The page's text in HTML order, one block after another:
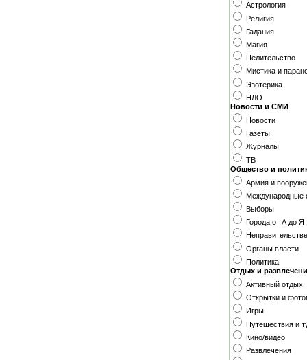
Астрология
Религия
Гадания
Магия
Целительство
Мистика и
Эзотерика
НЛО
Новости и СМИ
Новости
Газеты
Журналы
ТВ
Общество и
Армия и
Международные
Выборы
Города от А до Я
Органы власти
Политика
Отдых и
Активный отдых
Открытки и
Игры
Путешествия и
Кино/видео
Развлечения